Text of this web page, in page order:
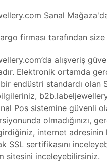
Sanal
firması tarafından
alışveriş
Elektronik ortamda
endüstri standardı olan
Pos sistemine güvenli
olmadığınızı,
internet adresinin
SSL sertifikasını
sitesini inceleyebilirsiniz.